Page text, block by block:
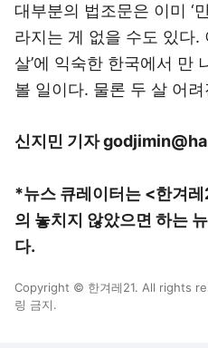
대부분의 법조문은 이미 ‘
라지는 게 없을 수도 있다.
살’에 익숙한 한국에서 만
볼 일이다. 물론 두 살 어
신지민 기자
*뉴스 큐레이터는 <한겨
의 놓치지 않았으면 하는
다.
Copyright © 한겨레21. All rights
링 금지.